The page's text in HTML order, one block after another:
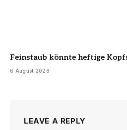
Feinstaub könnte heftige
6 August 2026
LEAVE A REPLY